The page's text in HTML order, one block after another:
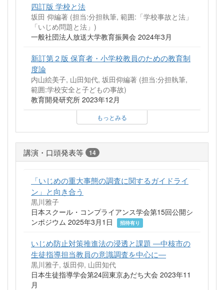
四訂版 学校と法
坂田 仰編著 (担当:分担執筆, 範囲:「学校事故と法」
「いじめ問題と法」)
一般社団法人放送大学教育振興会 2024年3月
新訂第２版 保育者・小学校教員のための教育制
度論
内山絵美子, 山田知代, 坂田仰編著 (担当:分担執筆,
範囲:学校安全と子どもの事故)
教育開発研究所 2023年12月
もっとみる
講演・口頭発表等 14
「いじめの重大事態の調査に関するガイドライ
ン」と向き合う
黒川雅子
日本スクール・コンプライアンス学会第15回公開シ
ンポジウム 2025年3月1日
招待有り
いじめ防止対策推進法の浸透と課題 ―中核市の
生徒指導担当教員の意識調査を中心に―
黒川雅子, 坂田仰, 山田知代
日本生徒指導学会第24回東京あだち大会 2023年11
月